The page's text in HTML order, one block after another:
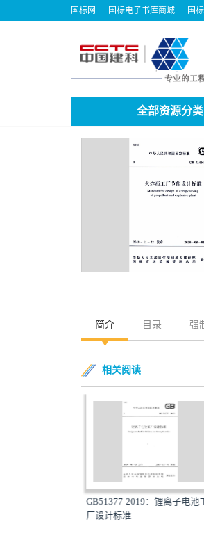
国标网 国标电子书库商城 国
全部资源分类
简介 目录 强
相关阅读
GB51377-2019：锂离子电池工
厂设计标准